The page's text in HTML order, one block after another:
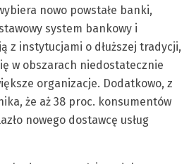
nowo powstałe banki,
system bankowy i
z instytucjami o dłuższej tradycji,
w obszarach niedostatecznie
organizacje. Dodatkowo, z
że aż 38 proc. konsumentów
nowego dostawcę usług